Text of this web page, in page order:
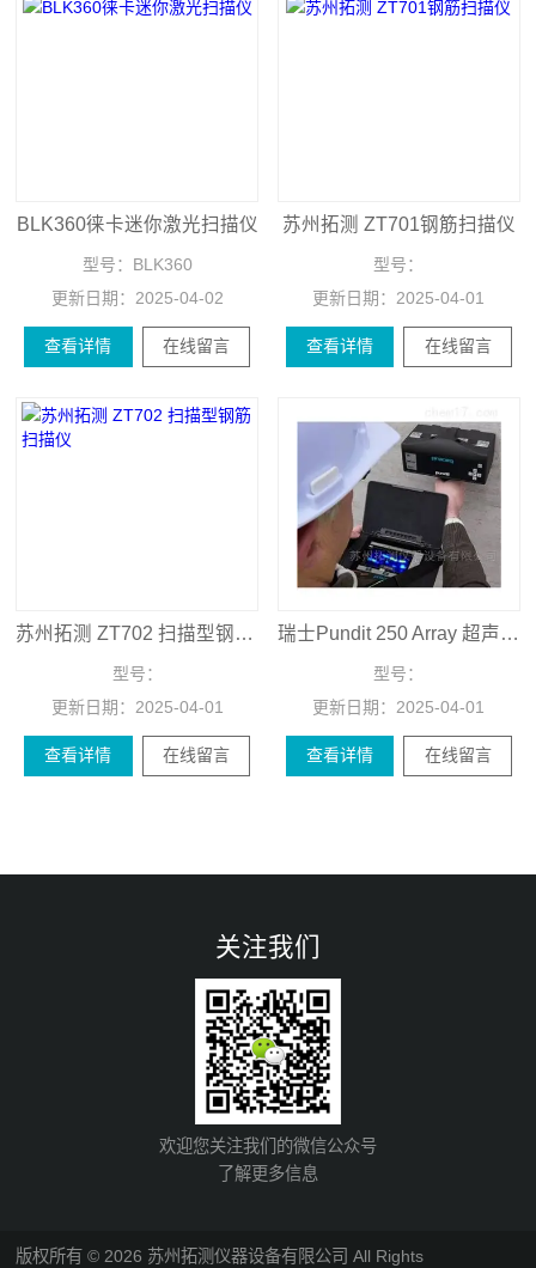
BLK360徕卡迷你激光扫描仪
型号： BLK360
更新日期： 2025-04-02
查看详情 在线留言
苏州拓测 ZT701钢筋扫描仪
型号：
更新日期：2025-04-01
查看详情 在线留言
苏州拓测 ZT702 扫描型钢筋扫描仪
型号：
更新日期： 2025-04-01
查看详情 在线留言
瑞士Pundit 250 Array 超声成像扫描仪
型号：
更新日期： 2025-04-01
查看详情 在线留言
关注我们
欢迎您关注我们的微信公众号
了解更多信息
版权所有 © 2026 苏州拓测仪器设备有限公司 All Rights